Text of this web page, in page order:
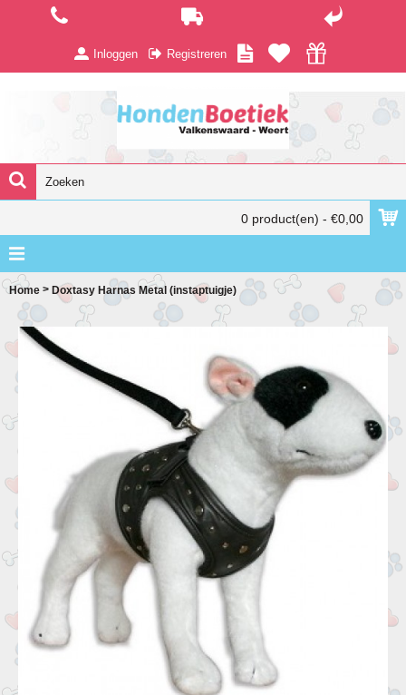
Inloggen Registreren
0 product(en) - €0,00
Home > Doxtasy Harnas Metal (instaptuigje)